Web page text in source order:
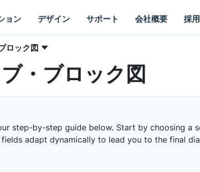
ョン デザイン サポート 会社概要 採
ロック図
・ブロック図
step-by-step guide below. Start by choosing a
adapt dynamically to lead you to the final